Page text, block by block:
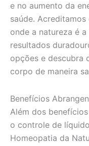
e no aumento da
saúde.
onde a natureza é
resultados
opções e descubra
corpo de maneira
Benefícios
Além dos
o controle de
Homeopatia da